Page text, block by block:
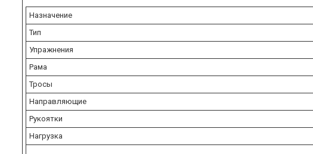
Назначение
Тип
Упражнения
Рама
Тросы
Направляющие
Рукоятки
Нагрузка